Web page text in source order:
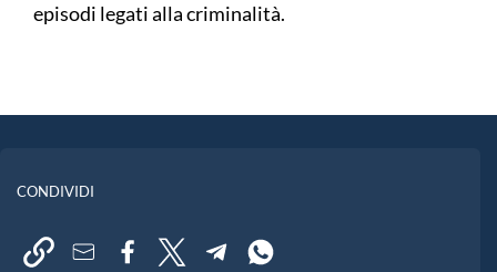
episodi legati alla criminalità.
CONDIVIDI